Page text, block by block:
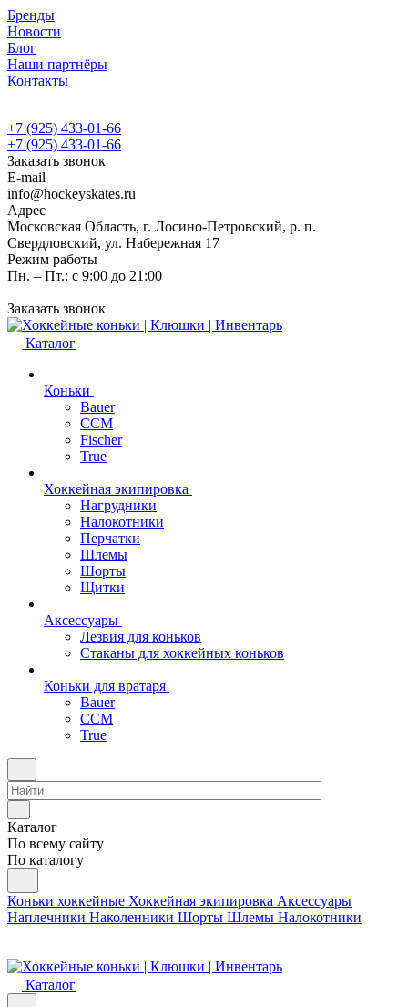
Бренды
Новости
Блог
Наши партнёры
Контакты
+7 (925) 433-01-66
+7 (925) 433-01-66
Заказать звонок
E-mail
info@hockeyskates.ru
Адрес
Московская Область, г. Лосино-Петровский, р. п.
Свердловский, ул. Набережная 17
Режим работы
Пн. – Пт.: с 9:00 до 21:00
Заказать звонок
Каталог
Коньки
Bauer
CCM
Fischer
True
Хоккейная экипировка
Нагрудники
Налокотники
Перчатки
Шлемы
Шорты
Щитки
Аксессуары
Лезвия для коньков
Стаканы для хоккейных коньков
Коньки для вратаря
Bauer
CCM
True
Каталог
По всему сайту
По каталогу
Коньки хоккейные Хоккейная экипировка Аксессуары
Наплечники Наколенники Шорты Шлемы Налокотники
Каталог